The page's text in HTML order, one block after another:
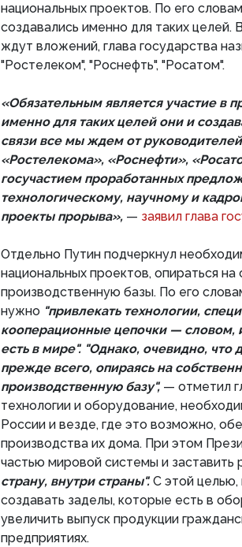
национальных проектов. По его
создавались именно для таких целей.
ждут вложений, глава государства
"Ростелеком", "Роснефть", "Росатом".
«Обязательным является участие в
именно для таких целей они и
связи все мы ждем от
«Ростелекома», «Роснефти»,
госучастием проработанных
технологическому, научному и
проекты прорыва», — заявил глава
Отдельно Путин подчеркнул
национальных проектов, опираться
производственную базы. По его
нужно "привлекать технологии,
кооперационные цепочки — словом,
есть в мире". "Однако, очевидно,
прежде всего, опираясь на
производственную базу", — отметил
технологии и оборудование,
России и везде, где это возможно,
производства их дома. При этом
частью мировой системы и заставить
страну, внутри страны". С этой целью,
создавать заделы, которые есть в
увеличить выпуск продукции
предприятиях.